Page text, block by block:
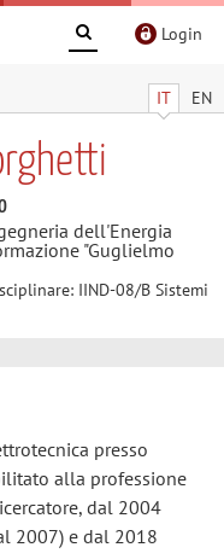
Login
IT EN
dell'Energia
"Guglielmo
IIND-08/B Sistemi
presso
alla professione
dal 2004
2007) e dal 2018